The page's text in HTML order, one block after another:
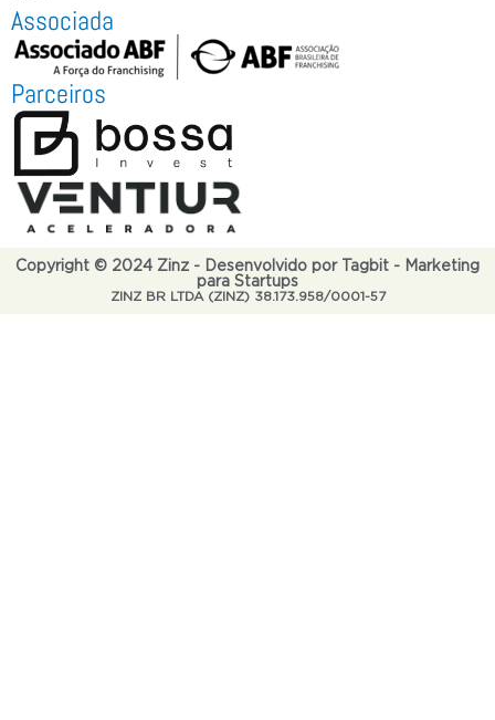
Associada
Parceiros
Copyright © 2024 Zinz - Desenvolvido por Tagbit - Marketing
para Startups
ZINZ BR LTDA (ZINZ) 38.173.958/0001-57